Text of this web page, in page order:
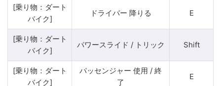
[乗り物：ダート
バイク]
ドライバー 降りる E
[乗り物：ダート
バイク]
パワースライド / トリック Shift
[乗り物：ダート
バイク]
パッセンジャー 使用 / 終
了
E